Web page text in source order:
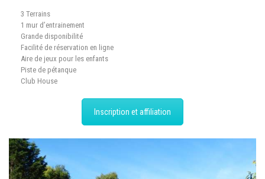
3 Terrains
1 mur d’entrainement
Grande disponibilité
Facilité de réservation en ligne
Aire de jeux pour les enfants
Piste de pétanque
Club House
Inscription et affiliation